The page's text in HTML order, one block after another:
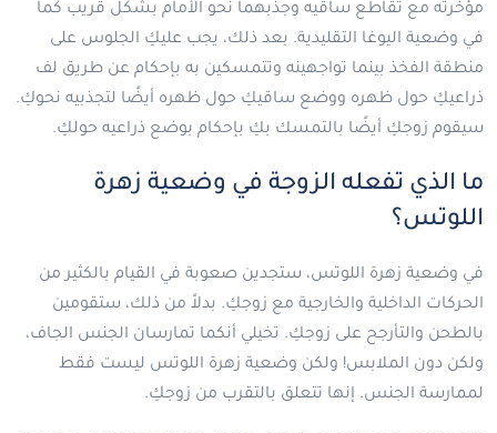
مؤخرته مع تقاطع ساقيه وجذبهما نحو الأمام بشكل قريب كما
في وضعية اليوغا التقليدية. بعد ذلك، يجب عليكِ الجلوس على
منطقة الفخذ بينما تواجهينه وتتمسكين به بإحكام عن طريق لف
ذراعيكِ حول ظهره ووضع ساقيكِ حول ظهره أيضًا لتجذبيه نحوكِ.
سيقوم زوجكِ أيضًا بالتمسك بكِ بإحكام بوضع ذراعيه حولكِ.
ما الذي تفعله الزوجة في وضعية زهرة
اللوتس؟
في وضعية زهرة اللوتس، ستجدين صعوبة في القيام بالكثير من
الحركات الداخلية والخارجية مع زوجكِ. بدلاً من ذلك، ستقومين
بالطحن والتأرجح على زوجكِ. تخيلي أنكما تمارسان الجنس الجاف،
ولكن دون الملابس! ولكن وضعية زهرة اللوتس ليست فقط
لممارسة الجنس. إنها تتعلق بالتقرب من زوجكِ.